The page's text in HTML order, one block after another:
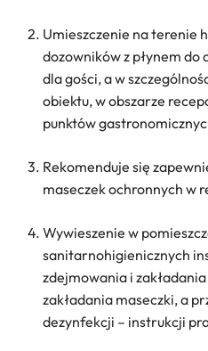
Umieszczenie na terenie
dozowników z płynem
dla gości, a w
obiektu, w obszarze
punktów
Rekomenduje się
maseczek ochronnych w
Wywieszenie w
sanitarnohigienicznych
zdejmowania i
zakładania maseczki, a
dezynfekcji – instrukcji